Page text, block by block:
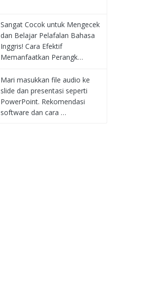
Sangat Cocok untuk Mengecek
dan Belajar Pelafalan Bahasa
Inggris! Cara Efektif
Memanfaatkan Perangk…
Mari masukkan file audio ke
slide dan presentasi seperti
PowerPoint. Rekomendasi
software dan cara …